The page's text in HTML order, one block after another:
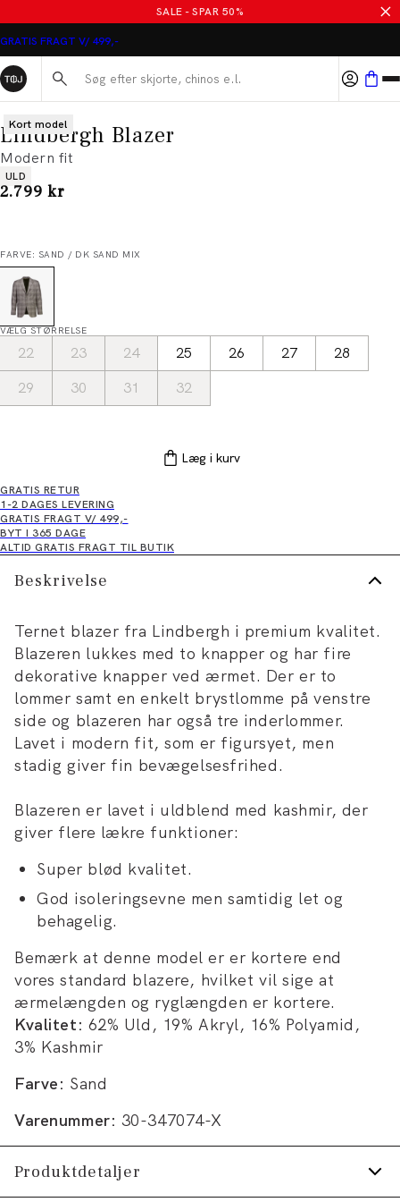
SALE - SPAR 50%
GRATIS FRAGT V/ 499,-
Søg her...
Kort model
Lindbergh Blazer
Modern fit
Produkt egenskaber
ULD
I alt (inkl. rabat)
2.799 kr
FARVE: SAND / DK SAND MIX
VÆLG STØRRELSE
22 23 24 25 26 27
28
29
30 31 32
Læg i kurv
GRATIS RETUR
1-2 DAGES LEVERING
GRATIS FRAGT V/ 499,-
BYT I 365 DAGE
ALTID GRATIS FRAGT TIL BUTIK
Beskrivelse
Ternet blazer fra Lindbergh i premium kvalitet.
Blazeren lukkes med to knapper og har fire
dekorative knapper ved ærmet. Der er to
lommer samt en enkelt brystlomme på venstre
side og blazeren har også tre inderlommer.
Lavet i modern fit, som er figursyet, men
stadig giver fin bevægelsesfrihed.
Blazeren er lavet i uldblend med kashmir, der
giver flere lækre funktioner:
Super blød kvalitet.
God isoleringsevne men samtidig let og
behagelig.
Bemærk at denne model er er kortere end
vores standard blazere, hvilket vil sige at
ærmelængden og ryglængden er kortere.
Kvalitet: 62% Uld, 19% Akryl, 16% Polyamid,
3% Kashmir
Farve: Sand
Varenummer: 30-347074-X
Produktdetaljer